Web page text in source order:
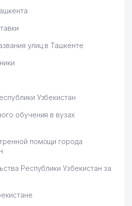
улиц в Ташкенте
Узбекистан
обучения в вузах
помощи города
Республики Узбекистан за